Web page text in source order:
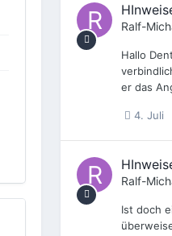
Ralf-
Hallo
er das
4. Juli
Ralf-
Ist doch